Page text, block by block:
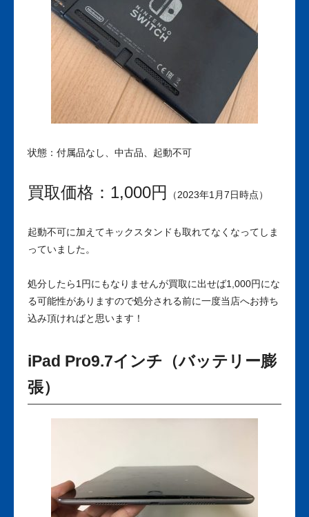
状態：付属品なし、中古品、起動不可
買取価格：1,000円 （2023年1月7日時点）
起動不可に加えてキックスタンドも取れてなくなってしま
っていました。
処分したら1円にもなりませんが買取に出せば1,000円にな
る可能性がありますので処分される前に一度当店へお持ち
込み頂ければと思います！
iPad Pro9.7インチ（バッテリー膨
張）